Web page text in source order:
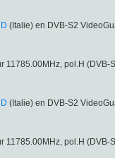
(Italie) en DVB-S2
11785.00MHz, pol.H (DVB-
(Italie) en DVB-S2
11785.00MHz, pol.H (DVB-